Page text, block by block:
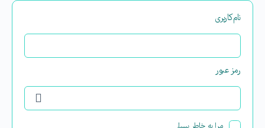
نام‌کاربری
رمز عبور